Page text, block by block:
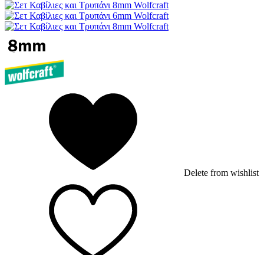
Delete from wishlist